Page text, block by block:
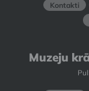
Kontakti
Muzeju